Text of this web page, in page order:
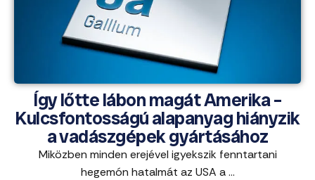
Így lőtte lábon magát Amerika –
Kulcsfontosságú alapanyag hiányzik
a vadászgépek gyártásához
Miközben minden erejével igyekszik fenntartani
hegemón hatalmát az USA a ...